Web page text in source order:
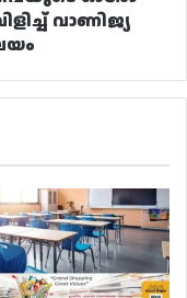
വാണിജ്യ